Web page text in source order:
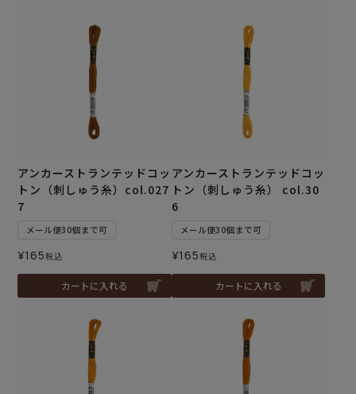
アンカーストランテッドコッ
トン（刺しゅう糸）col.027
7
メール便30個まで可
¥165税込
カートに入れる
アンカーストランテッドコッ
トン（刺しゅう糸） col.30
6
メール便30個まで可
¥165税込
カートに入れる